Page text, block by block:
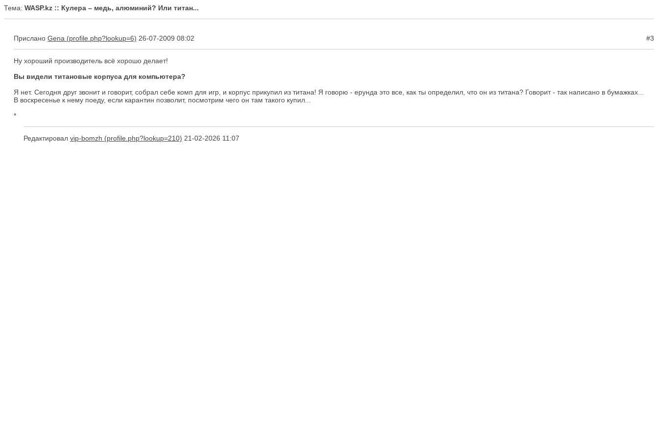
Тема: WASP.kz :: Кулера – медь, алюминий? Или титан...
Прислано Gena 26-07-2009 08:02 #3
Ну хороший производитель всё хорошо делает!
Вы видели титановые корпуса для компьютера?
Я нет. Сегодня друг звонит и говорит, собрал себе комп для игр, и корпус прикупил из титана! Я говорю - ерунда это все, как ты определил, что он из титана? Говорит - так написано в бумажках...
В воскресенье к нему поеду, если карантин позволит, посмотрим чего он там такого купил...
*
Редактировал vip-bomzh 21-02-2026 11:07